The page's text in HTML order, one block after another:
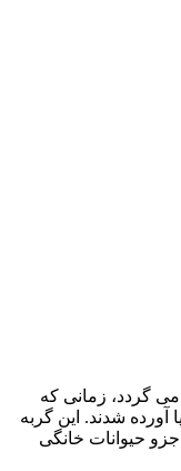
قرن ۱۷ میلادی باز می‌ گردد، زمانی که
آورده شدند. این گربه‌
حیوانات خانگی